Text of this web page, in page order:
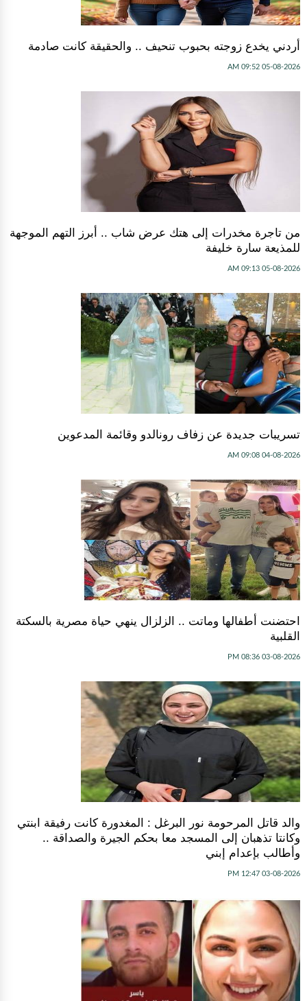
أردني يخدع زوجته بحبوب تنحيف .. والحقيقة كانت صادمة
05-08-2026 09:52 AM
من تاجرة مخدرات إلى هتك عرض شاب .. أبرز التهم الموجهة
للمذيعة سارة خليفة
05-08-2026 09:13 AM
تسريبات جديدة عن زفاف رونالدو وقائمة المدعوين
04-08-2026 09:08 AM
احتضنت أطفالها وماتت .. الزلزال ينهي حياة مصرية بالسكتة
القلبية
03-08-2026 08:36 PM
والد قاتل المرحومة نور البرغل : المغدورة كانت رفيقة ابنتي
وكانتا تذهبان إلى المسجد معا بحكم الجيرة والصداقة ..
وأطالب بإعدام إبني
03-08-2026 12:47 PM